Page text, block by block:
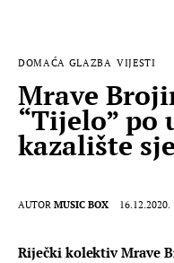
DOMAĆA GLAZBA VIJESTI
Mrave
“Tijelo” po
kazalište
AUTOR MUSIC BOX 16.12.2020.
Riječki kolektiv Mrave